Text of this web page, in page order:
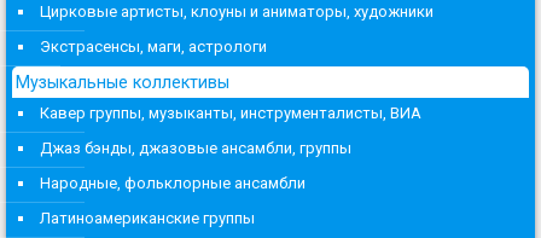
Цирковые артисты, клоуны и аниматоры, художники
Экстрасенсы, маги, астрологи
Музыкальные коллективы
Кавер группы, музыканты, инструменталисты, ВИА
Джаз бэнды, джазовые ансамбли, группы
Народные, фольклорные ансамбли
Латиноамериканские группы